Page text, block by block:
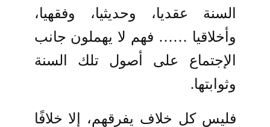
السنة عقديا، وحديثيا، وفقهيا،
وأخلاقيا …… فهم لا يهملون جانب
الإجتماع على أصول تلك السنة
وثوابتها.
فليس كل خلاف يفرقهم، إلا خلافًا